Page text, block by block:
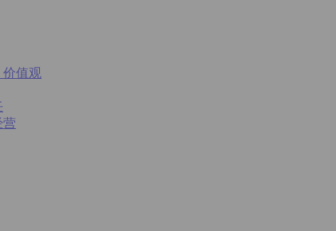
值观
营